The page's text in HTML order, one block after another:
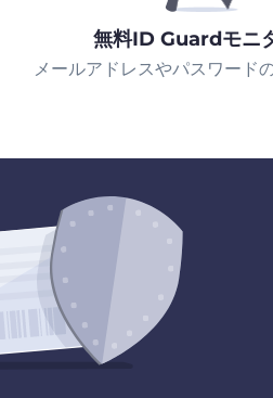
無料ID Guardモニ
メールアドレスやパスワード